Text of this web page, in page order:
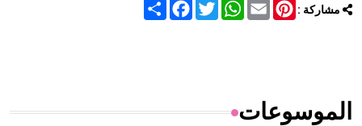
مشاركة : Share
FacebookTwitterWhatsApp Email
Pinterest
الموسوعات